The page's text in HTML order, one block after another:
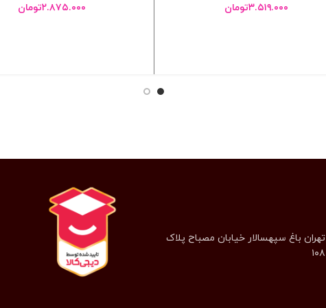
۳.۵۱۹.۰۰۰تومان
۲.۸۷۵.۰۰۰تومان
تهران باغ سپهسالار خیابان مصباح پلاک
۱۰۸